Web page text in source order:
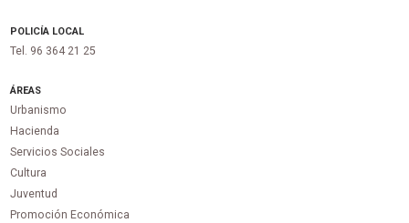
POLICÍA LOCAL
Tel. 96 364 21 25
ÁREAS
Urbanismo
Hacienda
Servicios Sociales
Cultura
Juventud
Promoción Económica